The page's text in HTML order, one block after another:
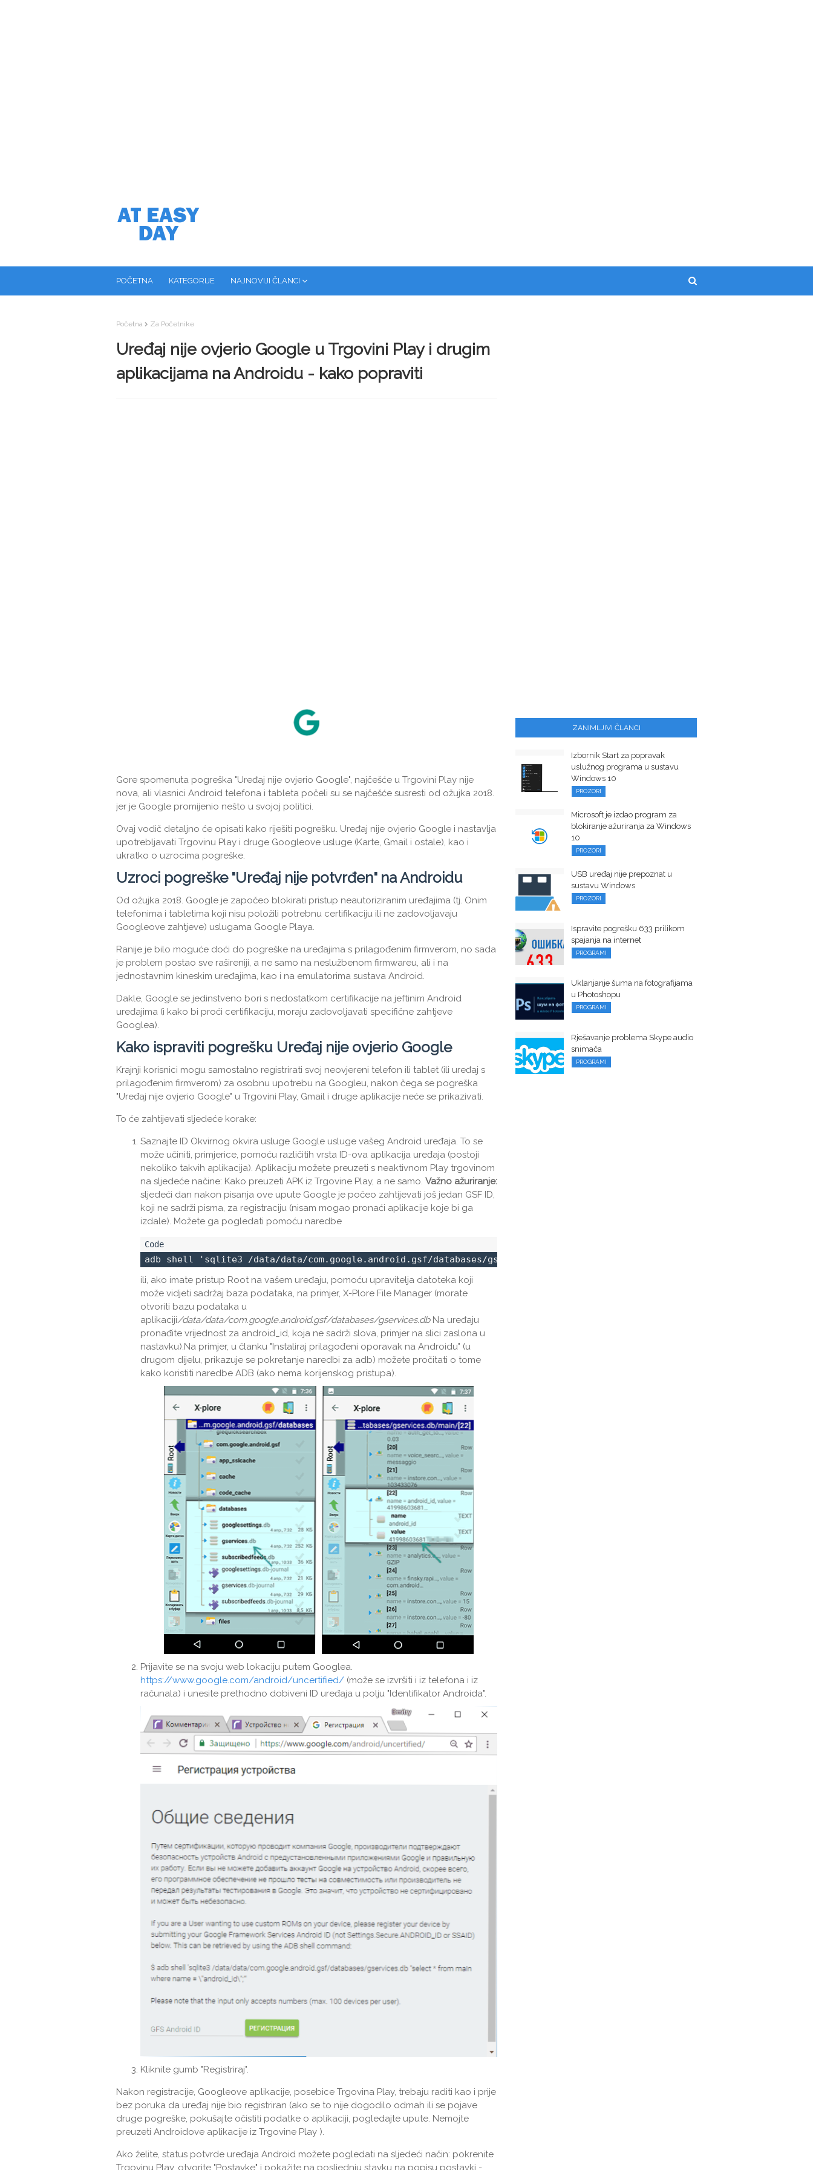
POČETNA KATEGORIJE NAJNOVIJI ČLANCI
Početna Za Početnike
Uređaj nije ovjerio Google u Trgovini Play i drugim
aplikacijama na Androidu - kako popraviti
Gore spomenuta pogreška "Uređaj nije ovjerio Google", najčešće u Trgovini Play nije
nova, ali vlasnici Android telefona i tableta počeli su se najčešće susresti od ožujka 2018.
jer je Google promijenio nešto u svojoj politici.
Ovaj vodič detaljno će opisati kako riješiti pogrešku. Uređaj nije ovjerio Google i nastavlja
upotrebljavati Trgovinu Play i druge Googleove usluge (Karte, Gmail i ostale), kao i
ukratko o uzrocima pogreške.
Uzroci pogreške "Uređaj nije potvrđen" na Androidu
Od ožujka 2018. Google je započeo blokirati pristup neautoriziranim uređajima (tj. Onim
telefonima i tabletima koji nisu položili potrebnu certifikaciju ili ne zadovoljavaju
Googleove zahtjeve) uslugama Google Playa.
Ranije je bilo moguće doći do pogreške na uređajima s prilagođenim firmverom, no sada
je problem postao sve rašireniji, a ne samo na neslužbenom firmwareu, ali i na
jednostavnim kineskim uređajima, kao i na emulatorima sustava Android.
Dakle, Google se jedinstveno bori s nedostatkom certifikacije na jeftinim Android
uređajima (i kako bi proći certifikaciju, moraju zadovoljavati specifične zahtjeve
Googlea).
Kako ispraviti pogrešku Uređaj nije ovjerio Google
Krajnji korisnici mogu samostalno registrirati svoj neovjereni telefon ili tablet (ili uređaj s
prilagođenim firmverom) za osobnu upotrebu na Googleu, nakon čega se pogreška
"Uređaj nije ovjerio Google" u Trgovini Play, Gmail i druge aplikacije neće se prikazivati.
To će zahtijevati sljedeće korake:
Saznajte ID Okvirnog okvira usluge Google usluge vašeg Android uređaja. To se
može učiniti, primjerice, pomoću različitih vrsta ID-ova aplikacija uređaja (postoji
nekoliko takvih aplikacija). Aplikaciju možete preuzeti s neaktivnom Play trgovinom
na sljedeće načine: Kako preuzeti APK iz Trgovine Play, a ne samo. Važno ažuriranje:
sljedeći dan nakon pisanja ove upute Google je počeo zahtijevati još jedan GSF ID,
koji ne sadrži pisma, za registraciju (nisam mogao pronaći aplikacije koje bi ga
izdale). Možete ga pogledati pomoću naredbe
adb shell 'sqlite3 /data/data/com.google.android.gsf/databases/gservices.db "odaberite * od glavnog mjesta gdje ime = \"
ili, ako imate pristup Root na vašem uređaju, pomoću upravitelja datoteka koji
može vidjeti sadržaj baza podataka, na primjer, X-Plore File Manager (morate
otvoriti bazu podataka u
aplikaciji/data/data/com.google.android.gsf/databases/gservices.dbNa uređaju
pronađite vrijednost za android_id, koja ne sadrži slova, primjer na slici zaslona u
nastavku).Na primjer, u članku "Instaliraj prilagođeni oporavak na Androidu" (u
drugom dijelu, prikazuje se pokretanje naredbi za adb) možete pročitati o tome
kako koristiti naredbe ADB (ako nema korijenskog pristupa).
Prijavite se na svoju web lokaciju putem Googlea.
https://www.google.com/android/uncertified/ (može se izvršiti i iz telefona i iz
računala) i unesite prethodno dobiveni ID uređaja u polju "Identifikator Androida".
Kliknite gumb "Registriraj".
Nakon registracije, Googleove aplikacije, posebice Trgovina Play, trebaju raditi kao i prije
bez poruka da uređaj nije bio registriran (ako se to nije dogodilo odmah ili se pojave
druge pogreške, pokušajte očistiti podatke o aplikaciji, pogledajte upute. Nemojte
preuzeti Androidove aplikacije iz Trgovine Play ).
Ako želite, status potvrde uređaja Android možete pogledati na sljedeći način: pokrenite
ZANIMLJIVI ČLANCI
Izbornik Start za popravak
uslužnog programa u sustavu
Windows 10
PROZORI
Microsoft je izdao program za
blokiranje ažuriranja za Windows
10
PROZORI
USB uređaj nije prepoznat u
sustavu Windows
PROZORI
Ispravite pogrešku 633 prilikom
spajanja na internet
PROGRAMI
Uklanjanje šuma na fotografijama
u Photoshopu
PROGRAMI
Rješavanje problema Skype audio
snimača
PROGRAMI